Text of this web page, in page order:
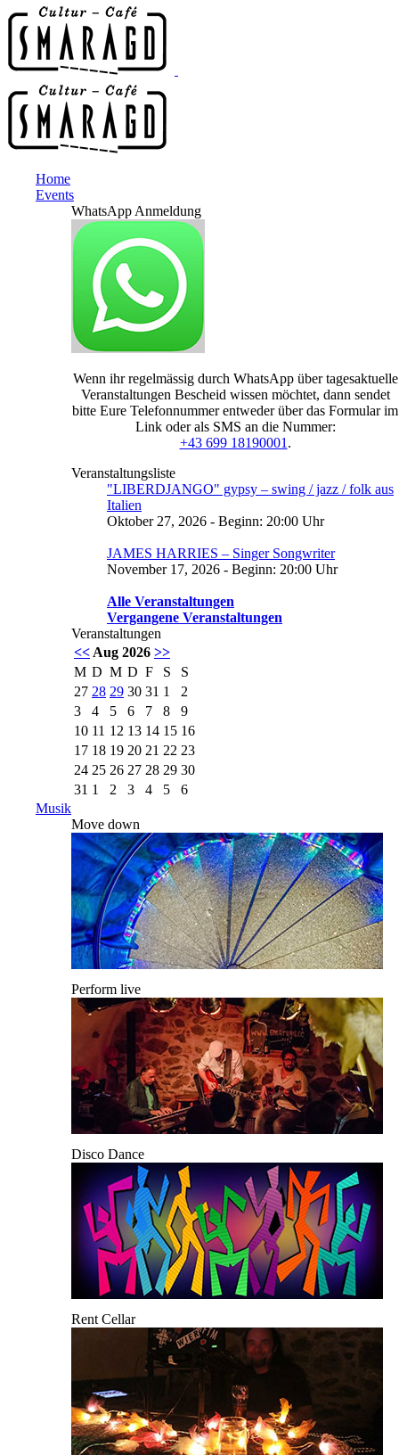
Home
Events
WhatsApp Anmeldung
Wenn ihr regelmässig durch WhatsApp über tagesaktuelle
Veranstaltungen Bescheid wissen möchtet, dann sendet
bitte Eure Telefonnummer entweder über das Formular im
Link oder als SMS an die Nummer:
+43 699 18190001 .
Veranstaltungsliste
"LIBERDJANGO" gypsy – swing / jazz / folk aus
Italien
Oktober 27, 2026 - Beginn: 20:00 Uhr
JAMES HARRIES – Singer Songwriter
November 17, 2026 - Beginn: 20:00 Uhr
Alle Veranstaltungen
Vergangene Veranstaltungen
Veranstaltungen
<< Aug 2026 >>
M D M D F S
S
27 28 29 30 31 1
2
3
4 5 6 7 8
9
10 11 12 13 14 15 16
17 18 19 20 21 22 23
24 25 26 27 28 29 30
31 1 2 3 4 5
6
Musik
Move down
Perform live
Disco Dance
Rent Cellar